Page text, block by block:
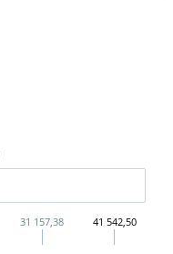
31 157,38 41 542,50